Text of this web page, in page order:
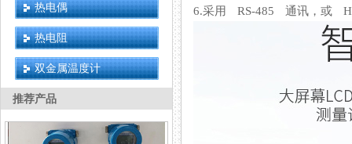
热电偶
热电阻
双金属温度计
推荐产品
6.采用 RS-485 通讯，或